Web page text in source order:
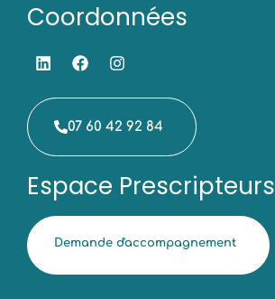
Coordonnées
07 60 42 92 84
Espace Prescripteurs
Demande d'accompagnement